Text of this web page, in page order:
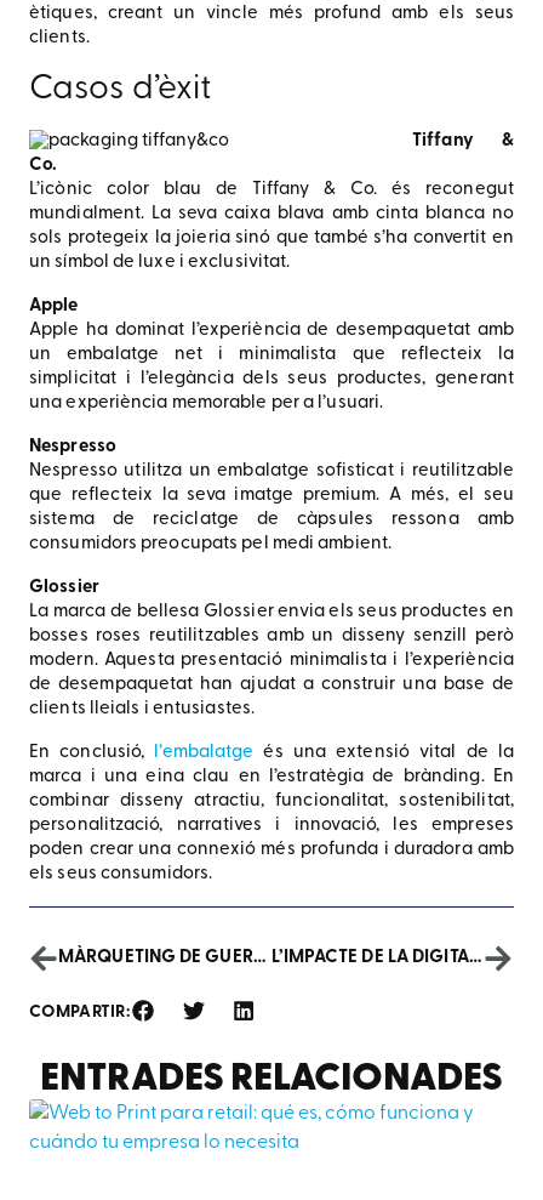
ètiques, creant un vincle més profund amb els seus
clients.
Casos d’èxit
Tiffany &
Co.
L’icònic color blau de Tiffany & Co. és reconegut
mundialment. La seva caixa blava amb cinta blanca no
sols protegeix la joieria sinó que també s’ha convertit en
un símbol de luxe i exclusivitat.
Apple
Apple ha dominat l’experiència de desempaquetat amb
un embalatge net i minimalista que reflecteix la
simplicitat i l’elegància dels seus productes, generant
una experiència memorable per a l’usuari.
Nespresso
Nespresso utilitza un embalatge sofisticat i reutilitzable
que reflecteix la seva imatge premium. A més, el seu
sistema de reciclatge de càpsules ressona amb
consumidors preocupats pel medi ambient.
Glossier
La marca de bellesa Glossier envia els seus productes en
bosses roses reutilitzables amb un disseny senzill però
modern. Aquesta presentació minimalista i l’experiència
de desempaquetat han ajudat a construir una base de
clients lleials i entusiastes.
En conclusió, l’embalatge és una extensió vital de la
marca i una eina clau en l’estratègia de brànding. En
combinar disseny atractiu, funcionalitat, sostenibilitat,
personalització, narratives i innovació, les empreses
poden crear una connexió més profunda i duradora amb
els seus consumidors.
MÀRQUETING DE GUERRILLA: ELS SERVEIS D’IMPRESSIÓ POTENCIEN LA TEVA ESTRATÈGIA L’IMPACTE DE LA DIGITALITZACIÓ EN EL MEDI AMBIENT
COMPARTIR:
ENTRADES RELACIONADES